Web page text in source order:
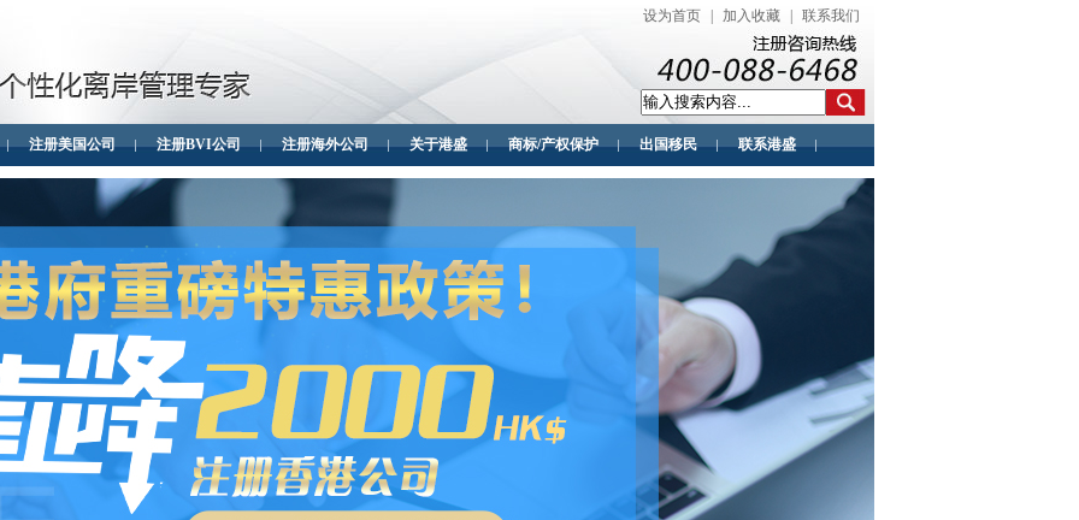
设为首页 加入收藏 联系我们
注册美国公司 注册BVI公司 注册海外公司 关于港盛 商标/产权保护 出国移民 联系港盛